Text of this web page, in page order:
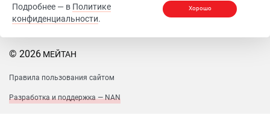
© 2026 МЕЙТАН
Правила пользования сайтом
Разработка и поддержка — NAN
Подробнее — в Политике
конфиденциальности.
Хорошо